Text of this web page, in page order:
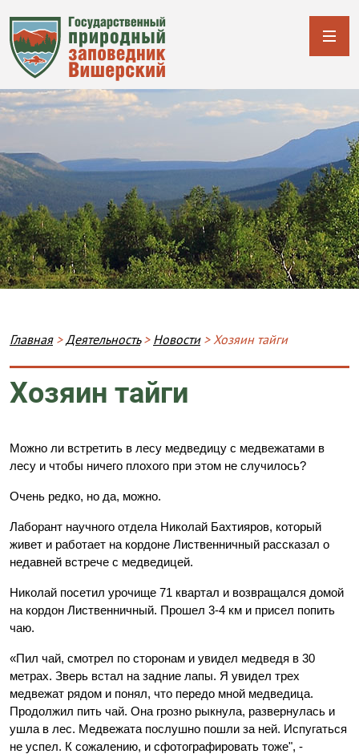
Строка навигации
Главная Деятельность Новости Хозяин тайги
Хозяин тайги
Можно ли встретить в лесу медведицу с медвежатами в
лесу и чтобы ничего плохого при этом не случилось?
Очень редко, но да, можно.
Лаборант научного отдела Николай Бахтияров, который
живет и работает на кордоне Лиственничный рассказал о
недавней встрече с медведицей.
Николай посетил урочище 71 квартал и возвращался домой
на кордон Лиственничный. Прошел 3-4 км и присел попить
чаю.
«Пил чай, смотрел по сторонам и увидел медведя в 30
метрах. Зверь встал на задние лапы. Я увидел трех
медвежат рядом и понял, что передо мной медведица.
Продолжил пить чай. Она грозно рыкнула, развернулась и
ушла в лес. Медвежата послушно пошли за ней. Испугаться
не успел. К сожалению, и сфотографировать тоже", -